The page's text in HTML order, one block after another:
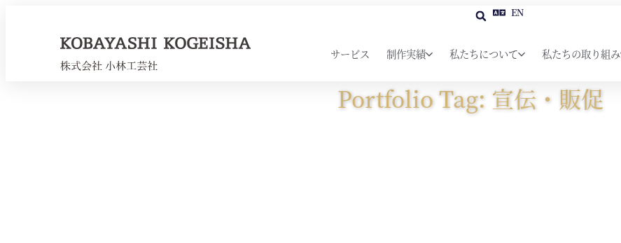
EN
サービス 制作実績 私たちについて 私たちの取り組み
Portfolio Tag: 宣伝・販促